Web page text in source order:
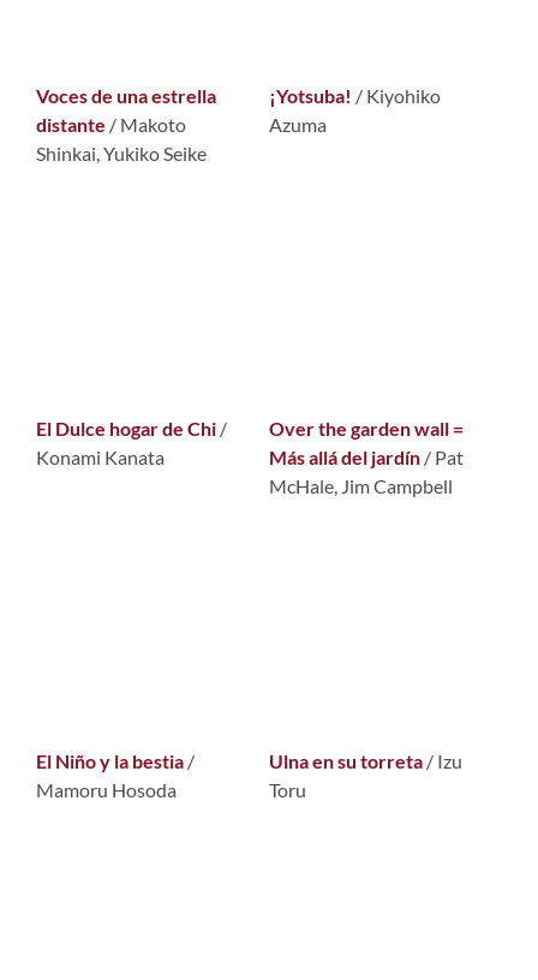
Voces de una estrella
distante / Makoto
Shinkai, Yukiko Seike
¡Yotsuba! / Kiyohiko
Azuma
El Dulce hogar de Chi /
Konami Kanata
Over the garden wall =
Más allá del jardín / Pat
McHale, Jim Campbell
El Niño y la bestia /
Mamoru Hosoda
Ulna en su torreta / Izu
Toru